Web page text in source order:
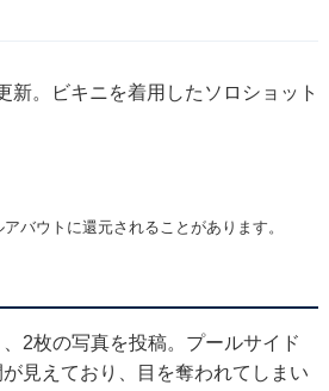
新。ビキニを着用したソロショット
バウトに還元されることがあります。
2枚の写真を投稿。プールサイド
見えており、目を奪われてしまい